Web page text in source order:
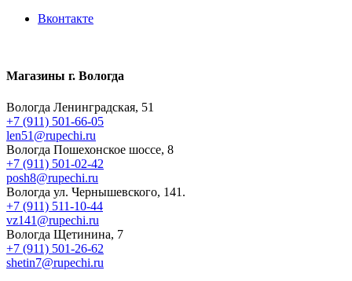
Вконтакте
Магазины г. Вологда
Вологда Ленинградская, 51
+7 (911) 501-66-05
len51@rupechi.ru
Вологда Пошехонское шоссе, 8
+7 (911) 501-02-42
posh8@rupechi.ru
Вологда ул. Чернышевского, 141.
+7 (911) 511-10-44
vz141@rupechi.ru
Вологда Щетинина, 7
+7 (911) 501-26-62
shetin7@rupechi.ru